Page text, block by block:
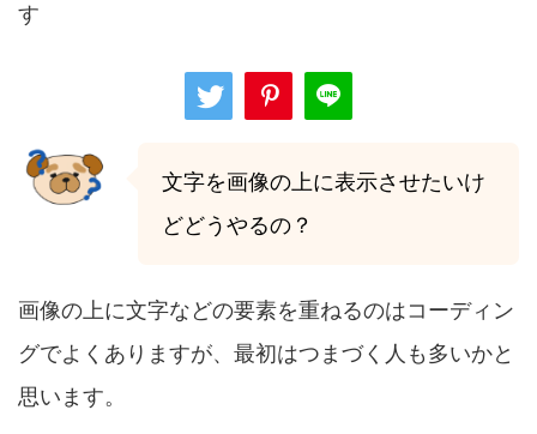
す
文字を画像の上に表示させたいけ
どどうやるの？
画像の上に文字などの要素を重ねるのはコーディン
グでよくありますが、最初はつまづく人も多いかと
思います。